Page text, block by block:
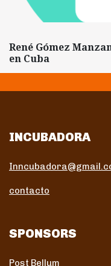
René Gómez
en Cuba
INCUBADORA
contacto
SPONSORS
Post Bellum